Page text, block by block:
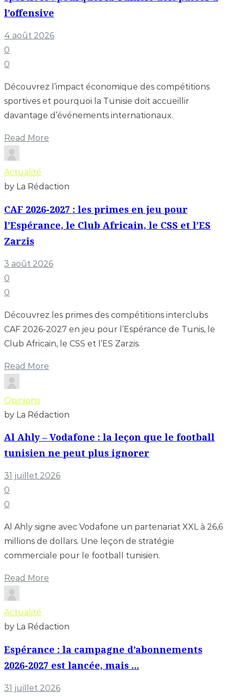
l’offensive
4 août 2026
0
0
Découvrez l’impact économique des compétitions
sportives et pourquoi la Tunisie doit accueillir
davantage d’événements internationaux.
Read More
Actualité
by La Rédaction
CAF 2026-2027 : les primes en jeu pour
l’Espérance, le Club Africain, le CSS et l’ES
Zarzis
3 août 2026
0
0
Découvrez les primes des compétitions interclubs
CAF 2026-2027 en jeu pour l’Espérance de Tunis, le
Club Africain, le CSS et l’ES Zarzis.
Read More
Opinions
by La Rédaction
Al Ahly – Vodafone : la leçon que le football
tunisien ne peut plus ignorer
31 juillet 2026
0
0
Al Ahly signe avec Vodafone un partenariat XXL à 26,6
millions de dollars. Une leçon de stratégie
commerciale pour le football tunisien.
Read More
Actualité
by La Rédaction
Espérance : la campagne d’abonnements
2026-2027 est lancée, mais …
31 juillet 2026